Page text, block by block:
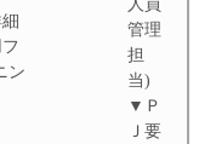
ン
管理
担
当)
▼Ｐ
Ｊ要